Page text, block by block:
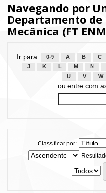
Navegando por
Departamento de
Mecânica (FT
Ir para: 0-9 A B C
J
K L M N
U
V W
ou entre com
Classificar por: